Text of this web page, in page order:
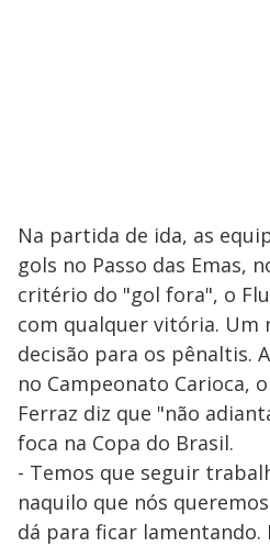
Na partida de ida, as
gols no Passo das Emas,
critério do "gol fora", o
com qualquer vitória. Um
decisão para os pênaltis.
no Campeonato Carioca,
Ferraz diz que "não
foca na Copa do Brasil.
- Temos que seguir
naquilo que nós
dá para ficar lamentando.